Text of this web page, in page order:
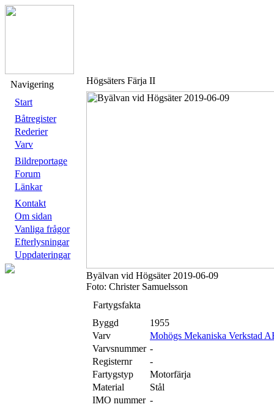
Navigering
Start
Båtregister
Rederier
Varv
Bildreportage
Forum
Länkar
Kontakt
Om sidan
Vanliga frågor
Efterlysningar
Uppdateringar
Högsäters Färja II
Byälvan vid Högsäter 2019-06-09
Foto: Christer Samuelsson
Fartygsfakta
Byggd
1955
Varv
Mohögs Mekaniska Verkstad
Varvsnummer -
Registernr
-
Fartygstyp
Motorfärja
Material
Stål
IMO nummer -